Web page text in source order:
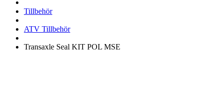
Tillbehör
ATV Tillbehör
Transaxle Seal KIT POL MSE